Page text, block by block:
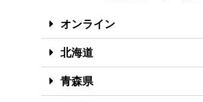
オンライン
北海道
青森県